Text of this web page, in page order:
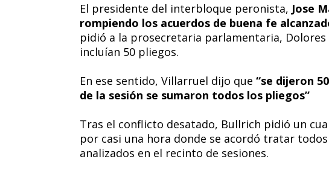
El presidente del interbloque peronista, Jose
rompiendo los acuerdos de buena fe
pidió a la prosecretaria parlamentaria,
incluían 50 pliegos.
En ese sentido, Villarruel dijo que “se dijeron
de la sesión se sumaron todos los pliegos”
Tras el conflicto desatado, Bullrich pidió un
por casi una hora donde se acordó tratar
analizados en el recinto de sesiones.